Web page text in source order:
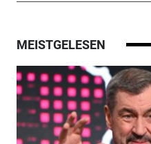
MEISTGELESEN